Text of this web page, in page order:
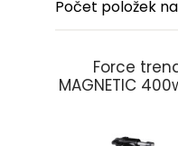
Počet položek
Force
MAGNETIC